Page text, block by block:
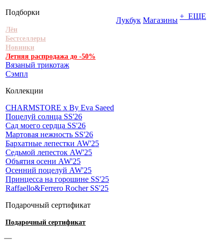
Подборки
Лён
Бестселлеры
Новинки
Летняя распродажа до -50%
Вязаный трикотаж
Сэмпл
Коллекции
CHARMSTORE х By Eva Saeed
Поцелуй солнца SS'26
Сад моего сердца SS'26
Мартовая нежность SS'26
Бархатные лепестки AW'25
Седьмой лепесток AW'25
Объятия осени AW'25
Осенний поцелуй AW'25
Принцесса на горошине SS'25
Raffaello&Ferrero Rocher SS'25
Подарочный сертификат
Подарочный сертификат
Лукбук Магазины + ЕЩЕ